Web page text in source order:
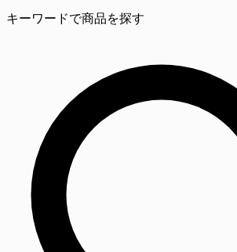
キーワードで商品を探す